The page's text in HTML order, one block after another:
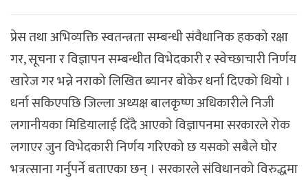
प्रेस तथा अभिव्यक्ति स्वतन्त्रता सम्बन्धी संवैधानिक हकको रक्षा
गर, सूचना र विज्ञापन सम्बन्धीत विभेदकारी र स्वेच्छाचारी निर्णय
खारेज गर भन्ने नराको लिखित ब्यानर बोकेर धर्ना दिएको थियो ।
धर्ना सकिएपछि जिल्ला अध्यक्ष बालकृष्ण अधिकारीले निजी
लगानीयका मिडियालाई दिँदै आएको विज्ञापनमा सरकारले रोक
लगाएर जुन विभेदकारी निर्णय गरिएको छ यसको सबैले घोर
भत्रत्साना गर्नुपर्ने बताएका छन् । सरकारले संविधानको विरुद्धमा